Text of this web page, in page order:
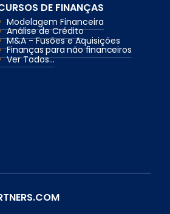
DE FINANÇAS
Modelagem Financeira
Análise de Crédito
M&A - Fusões e Aquisições
Finanças para não financeiros
Ver Todos...